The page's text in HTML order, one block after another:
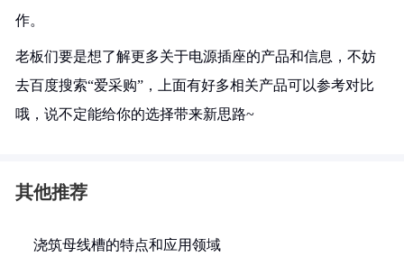
作。
老板们要是想了解更多关于电源插座的产品和信息，不妨
去百度搜索“爱采购”，上面有好多相关产品可以参考对比
哦，说不定能给你的选择带来新思路~
其他推荐
浇筑母线槽的特点和应用领域